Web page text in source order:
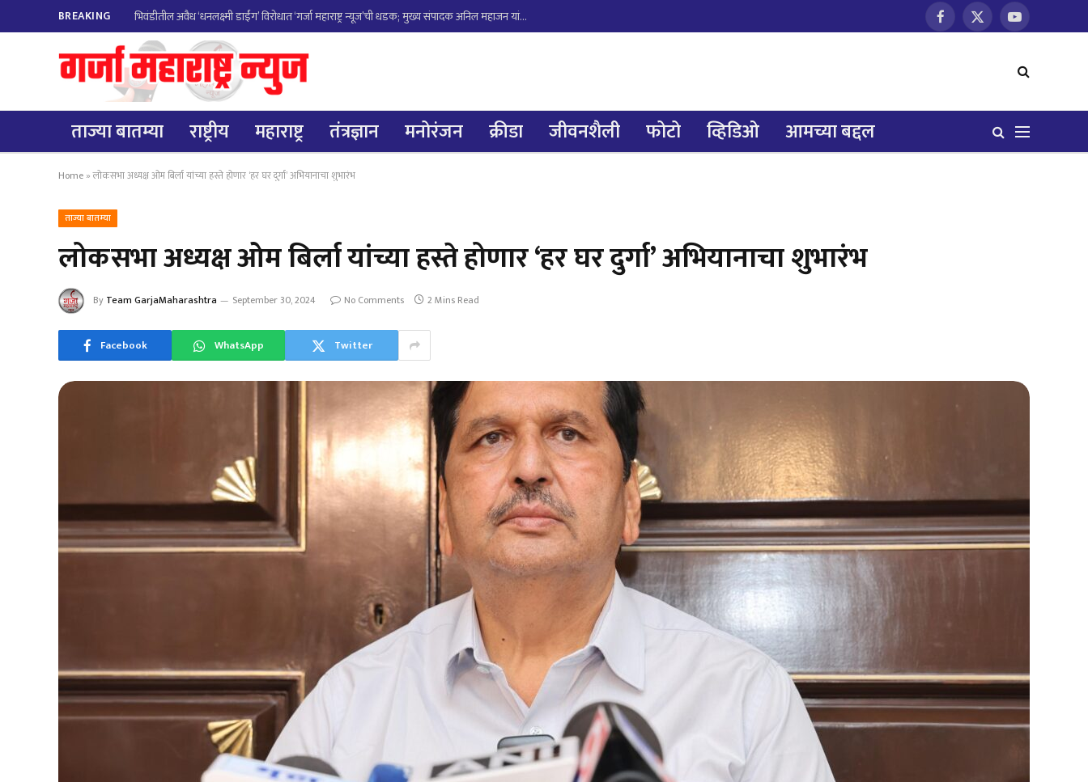
BREAKING भिवंडीतील अवैध ‘धनलक्ष्मी डाईंग’ विरोधात ‘गर्जा महाराष्ट्र न्यूज’ची धडक; मुख्य संपादक अनिल महाजन यांच्या पुढाकाराने पर्यावरण मंत्री व महाराष्ट्र प्रदूषण नियंत्रण मंडळा कडे तक्रार दाखल. Facebook
X
YouTube
ताज्या बातम्या राष्ट्रीय महाराष्ट्र तंत्रज्ञान मनोरंजन क्रीडा जीवनशैली फोटो व्हिडिओ आमच्या बद्दल
Home »लोकसभा अध्यक्ष ओम बिर्ला यांच्या हस्ते होणार ‘हर घर दुर्गा’ अभियानाचा शुभारंभ
ताज्या बातम्या
लोकसभा अध्यक्ष ओम बिर्ला यांच्या हस्ते होणार ‘हर घर दुर्गा’ अभियानाचा शुभारंभ
By Team GarjaMaharashtra September 30, 2024 No Comments 2 Mins Read
Facebook WhatsApp Twitter